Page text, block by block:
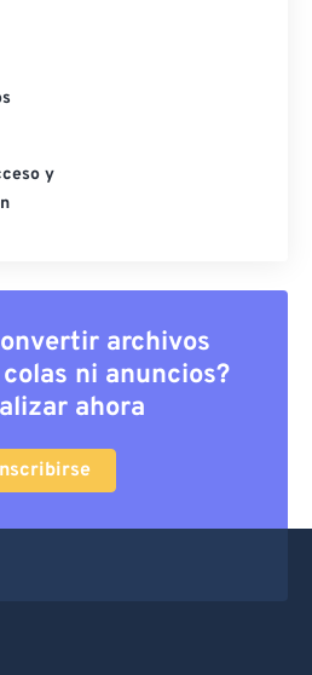
y
archivos
ni anuncios?
ahora